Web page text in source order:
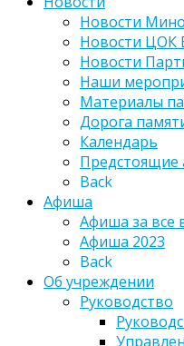
Новости
Новости ЦОК
Новости
Наши
Материалы
Дорога
Календарь
Предстоящие
Back
Афиша
Афиша за все
Афиша 2023
Back
Об учреждении
Руководство